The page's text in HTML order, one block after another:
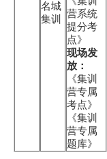
名城
集训
营系统
提分考
点》
现场发
放：
《集训
营专属
考点》
《集训
营专属
题库》